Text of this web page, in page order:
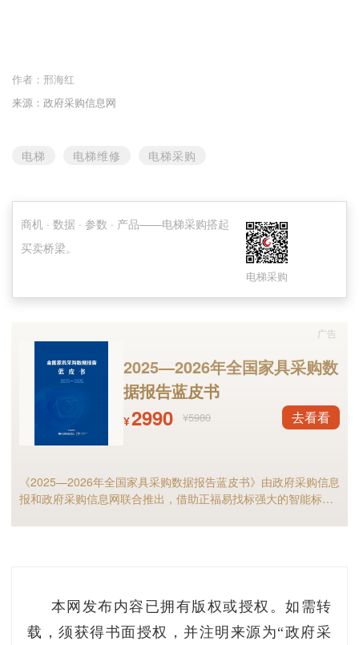
作者： 邢海红
来源：政府采购信息网
电梯 电梯维修 电梯采购
商机 · 数据 · 参数 · 产品——电梯采购搭起
买卖桥梁。
电梯采购
2025—2026年全国家具采购数
据报告蓝皮书
¥2990 ¥5980 去看看
《2025—2026年全国家具采购数据报告蓝皮书》由政府采购信息
报和政府采购信息网联合推出，借助正福易找标强大的智能标讯
及细分市场现状等，预测2026年全国家具采购市场，家具采购行
广告
本网发布内容已拥有版权或授权。如需转
载，须获得书面授权，并注明来源为“政府采